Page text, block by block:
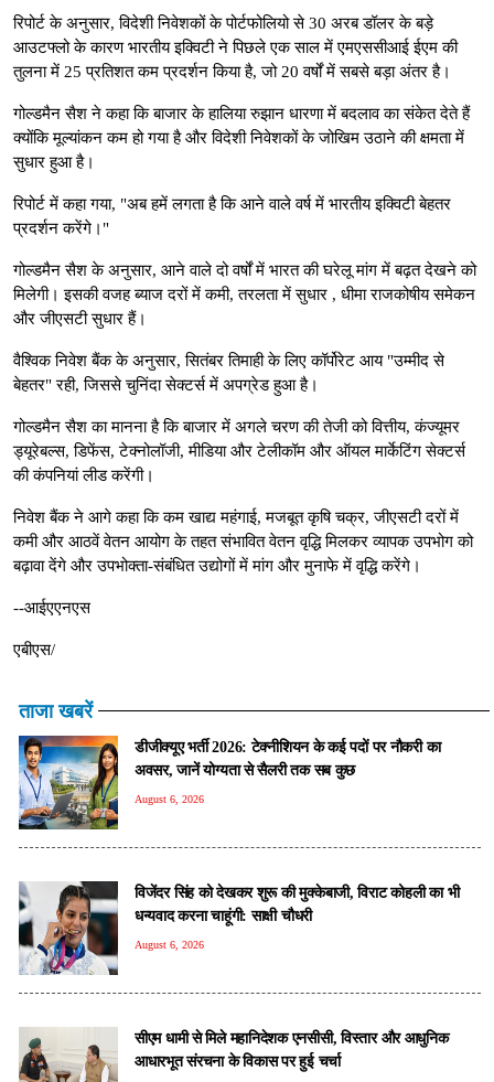
रिपोर्ट के अनुसार, विदेशी निवेशकों के पोर्टफोलियो से 30 अरब डॉलर के बड़े
आउटफ्लो के कारण भारतीय इक्विटी ने पिछले एक साल में एमएससीआई ईएम की
तुलना में 25 प्रतिशत कम प्रदर्शन किया है, जो 20 वर्षों में सबसे बड़ा अंतर है।
गोल्डमैन सैश ने कहा कि बाजार के हालिया रुझान धारणा में बदलाव का संकेत देते हैं
क्योंकि मूल्यांकन कम हो गया है और विदेशी निवेशकों के जोखिम उठाने की क्षमता में
सुधार हुआ है।
रिपोर्ट में कहा गया, "अब हमें लगता है कि आने वाले वर्ष में भारतीय इक्विटी बेहतर
प्रदर्शन करेंगे।"
गोल्डमैन सैश के अनुसार, आने वाले दो वर्षों में भारत की घरेलू मांग में बढ़त देखने को
मिलेगी। इसकी वजह ब्याज दरों में कमी, तरलता में सुधार , धीमा राजकोषीय समेकन
और जीएसटी सुधार हैं।
वैश्विक निवेश बैंक के अनुसार, सितंबर तिमाही के लिए कॉर्पोरेट आय "उम्मीद से
बेहतर" रही, जिससे चुनिंदा सेक्टर्स में अपग्रेड हुआ है।
गोल्डमैन सैश का मानना ​​है कि बाजार में अगले चरण की तेजी को वित्तीय, कंज्यूमर
ड्यूरेबल्स, डिफेंस, टेक्नोलॉजी, मीडिया और टेलीकॉम और ऑयल मार्केटिंग सेक्टर्स
की कंपनियां लीड करेंगी।
निवेश बैंक ने आगे कहा कि कम खाद्य महंगाई, मजबूत कृषि चक्र, जीएसटी दरों में
कमी और आठवें वेतन आयोग के तहत संभावित वेतन वृद्धि मिलकर व्यापक उपभोग को
बढ़ावा देंगे और उपभोक्ता-संबंधित उद्योगों में मांग और मुनाफे में वृद्धि करेंगे।
--आईएएनएस
एबीएस/
ताजा खबरें
डीजीक्यूए भर्ती 2026: टेक्नीशियन के कई पदों पर नौकरी का
अवसर, जानें योग्यता से सैलरी तक सब कुछ
August 6, 2026
विजेंदर सिंह को देखकर शुरू की मुक्केबाजी, विराट कोहली का भी
धन्यवाद करना चाहूंगी: साक्षी चौधरी
August 6, 2026
सीएम धामी से मिले महानिदेशक एनसीसी, विस्तार और आधुनिक
आधारभूत संरचना के विकास पर हुई चर्चा